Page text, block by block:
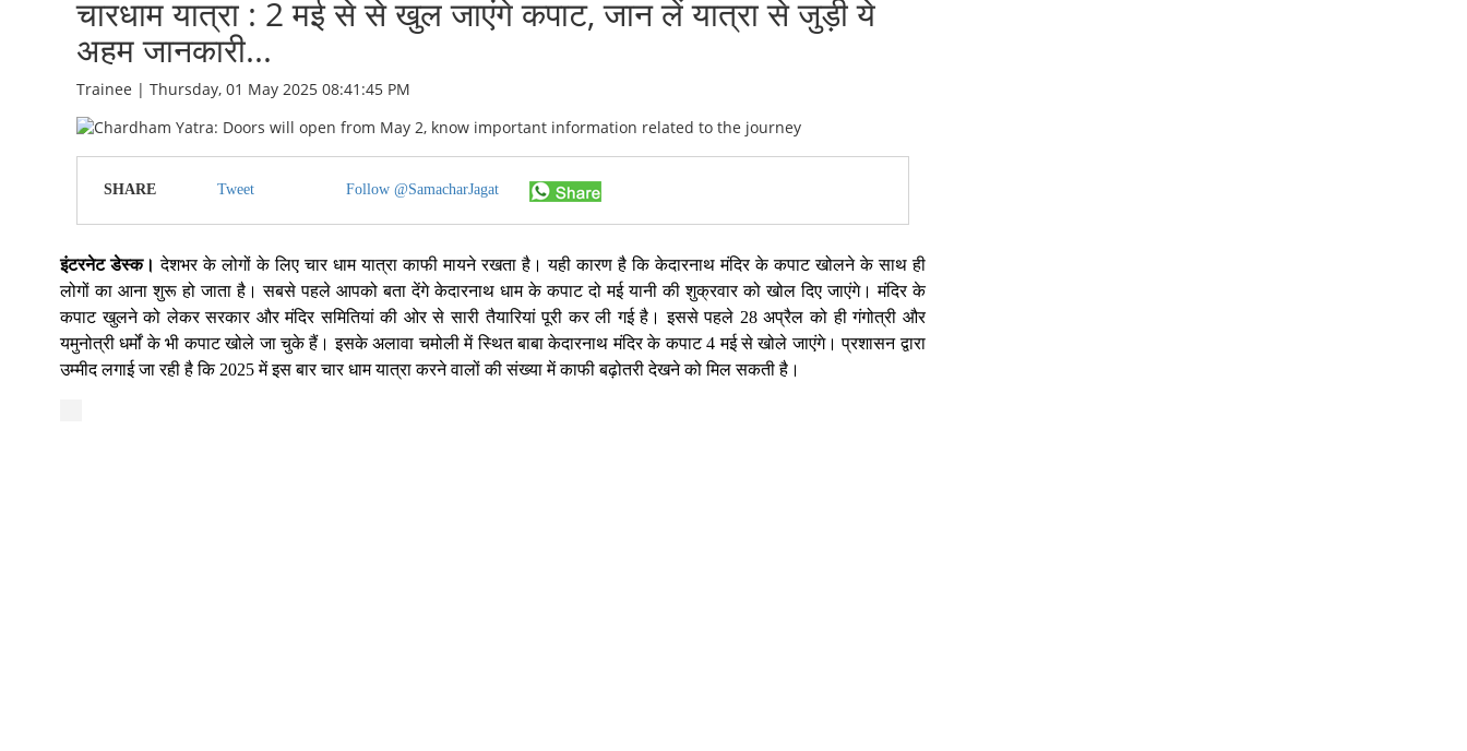
चारधाम यात्रा : 2 मई से से खुल जाएंगे कपाट, जान लें यात्रा से जुड़ी ये
अहम जानकारी...
Trainee | Thursday, 01 May 2025 08:41:45 PM
SHARE Tweet Follow @SamacharJagat
इंटरनेट डेस्क।देशभर के लोगों के लिए चार धाम यात्रा काफी मायने रखता है। यही कारण है कि केदारनाथ मंदिर के कपाट खोलने के साथ ही
लोगों का आना शुरू हो जाता है। सबसे पहले आपको बता देंगे केदारनाथ धाम के कपाट दो मई यानी की शुक्रवार को खोल दिए जाएंगे। मंदिर के
कपाट खुलने को लेकर सरकार और मंदिर समितियां की ओर से सारी तैयारियां पूरी कर ली गई है। इससे पहले 28 अप्रैल को ही गंगोत्री और
यमुनोत्री धर्मों के भी कपाट खोले जा चुके हैं। इसके अलावा चमोली में स्थित बाबा केदारनाथ मंदिर के कपाट 4 मई से खोले जाएंगे। प्रशासन द्वारा
उम्मीद लगाई जा रही है कि 2025 में इस बार चार धाम यात्रा करने वालों की संख्या में काफी बढ़ोतरी देखने को मिल सकती है।